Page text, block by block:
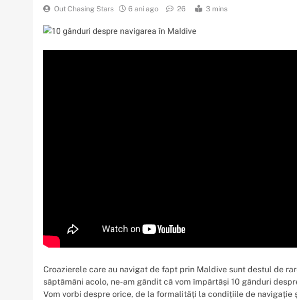
Out Chasing Stars 6 ani ago 26 3 mins
Croazierele care au navigat de fapt prin Maldive sunt destul de
săptămâni acolo, ne-am gândit că vom împărtăși 10 gânduri
Vom vorbi despre orice, de la formalități la condițiile de navigație